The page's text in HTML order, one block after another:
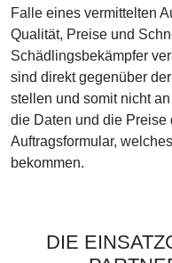
Falle eines vermittelten
Qualität, Preise und
Schädlingsbekämpfer
sind direkt gegenüber
stellen und somit nicht
die Daten und die Preise
Auftragsformular,
bekommen.
DIE